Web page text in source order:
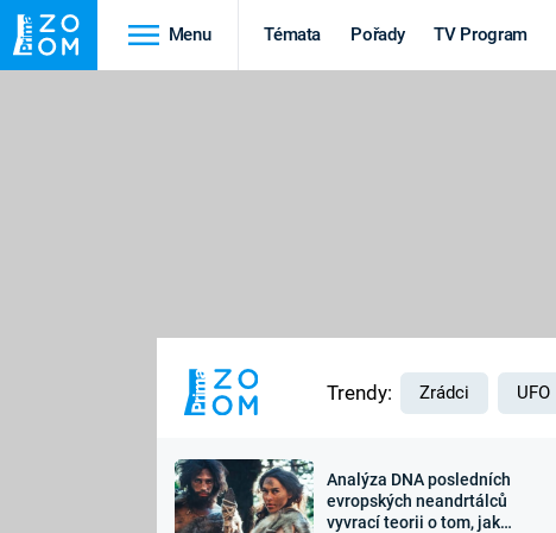
Menu Témata Pořady TV Program
Výročí
Trendy: Zrádci UFO
Analýza DNA posledních
evropských neandrtálců
vyvrací teorii o tom, jak